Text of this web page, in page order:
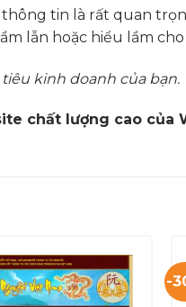
tin là rất quan
lẫn hoặc hiểu lầm
kinh doanh của bạn.
chất lượng cao của
-